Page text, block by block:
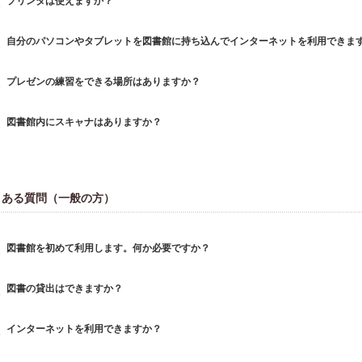
自分のパソコンやタブレットを図書館に持ち込んでインターネットを利用できま
プレゼンの練習をできる場所はありますか？
図書館内にスキャナはありますか？
る質問（一般の方）
図書館を初めて利用します。何か必要ですか？
図書の貸出はできますか？
インターネットを利用できますか？